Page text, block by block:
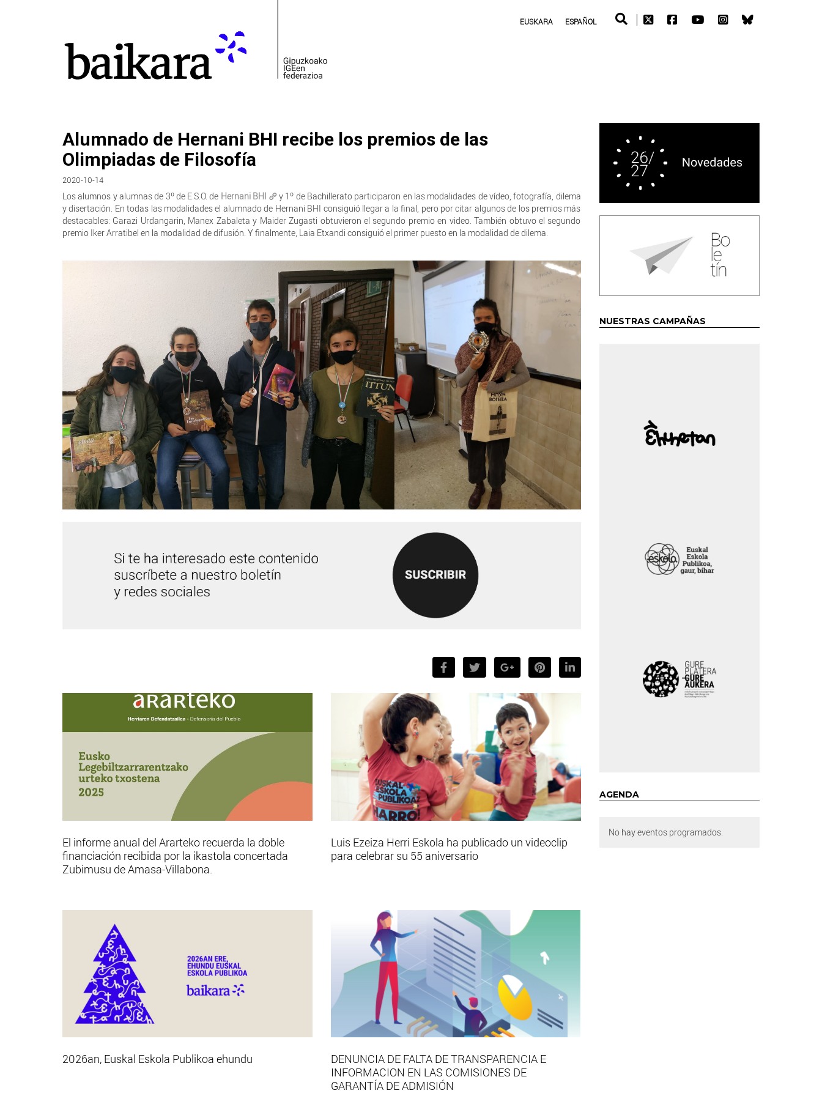
EUSKARA ESPAÑOL
Alumnado de Hernani BHI recibe los premios de las
Olimpiadas de Filosofía
2020-10-14
Los alumnos y alumnas de 3º de E.S.O. de Hernani BHI
y 1º de Bachillerato participaron en las modalidades de vídeo, fotografía, dilema
y disertación. En todas las modalidades el alumnado de Hernani BHI consiguió llegar a la final, pero por citar algunos de los premios más
destacables: Garazi Urdangarin, Manex Zabaleta y Maider Zugasti obtuvieron el segundo premio en video. También obtuvo el segundo
premio Iker Arratibel en la modalidad de difusión. Y finalmente, Laia Etxandi consiguió el primer puesto en la modalidad de dilema.
El informe anual del Ararteko recuerda la doble
financiación recibida por la ikastola concertada
Zubimusu de Amasa-Villabona.
Luis Ezeiza Herri Eskola ha publicado un videoclip
para celebrar su 55 aniversario
2026an, Euskal Eskola Publikoa ehundu
DENUNCIA DE FALTA DE TRANSPARENCIA E
INFORMACION EN LAS COMISIONES DE
GARANTÍA DE ADMISIÓN
NUESTRAS CAMPAÑAS
AGENDA
No hay eventos programados.